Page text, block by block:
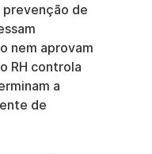
prevenção de
nem aprovam
RH controla
a
de